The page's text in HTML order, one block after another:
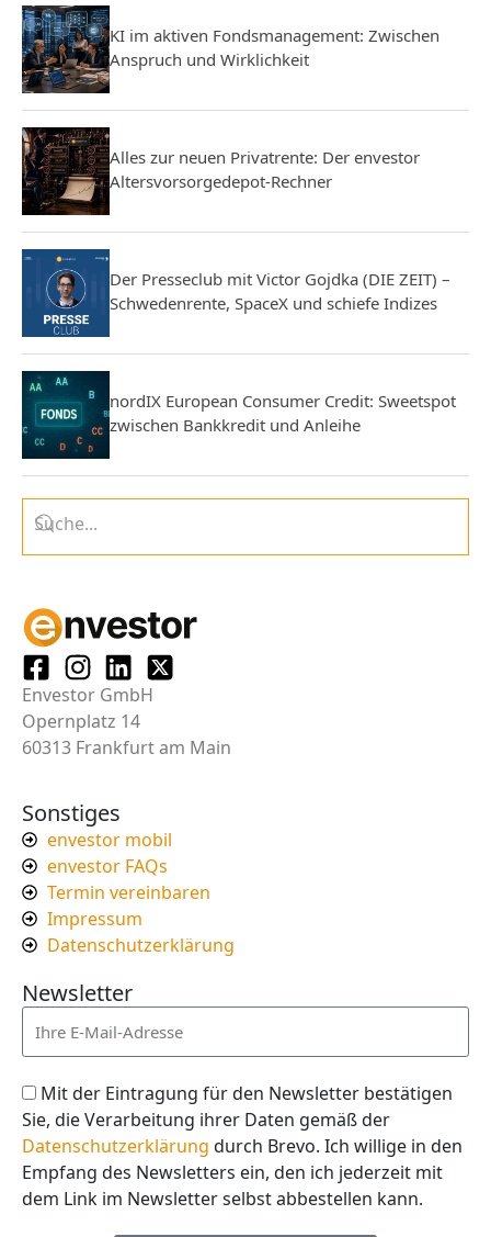
KI im aktiven Fondsmanagement: Zwischen
Anspruch und Wirklichkeit
Alles zur neuen Privatrente: Der envestor
Altersvorsorgedepot-Rechner
Der Presseclub mit Victor Gojdka (DIE ZEIT) –
Schwedenrente, SpaceX und schiefe Indizes
nordIX European Consumer Credit: Sweetspot
zwischen Bankkredit und Anleihe
Envestor GmbH
Opernplatz 14
60313 Frankfurt am Main
Sonstiges
envestor mobil
envestor FAQs
Termin vereinbaren
Impressum
Datenschutzerklärung
Newsletter
Mit der Eintragung für den Newsletter bestätigen
Sie, die Verarbeitung ihrer Daten gemäß der
Datenschutzerklärung durch Brevo. Ich willige in den
Empfang des Newsletters ein, den ich jederzeit mit
dem Link im Newsletter selbst abbestellen kann.